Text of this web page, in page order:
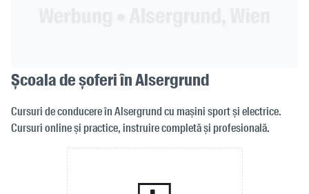
Școala de șoferi în Alsergrund
Cursuri de conducere în Alsergrund cu mașini sport și electrice.
Cursuri online și practice, instruire completă și profesională.